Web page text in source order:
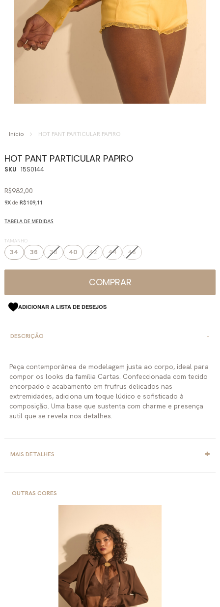
Início HOT PANT PARTICULAR PAPIRO
HOT PANT PARTICULAR PAPIRO
SKU 15S0144
R$982,00
9X de R$109,11
TAMANHO
34 36 38 40 42 44 46
COMPRAR
ADICIONAR A LISTA DE DESEJOS
DESCRIÇÃO
Peça contemporânea de modelagem justa ao corpo, ideal para
compor os looks da família Cartas. Confeccionada com tecido
encorpado e acabamento em frufrus delicados nas
extremidades, adiciona um toque lúdico e sofisticado à
composição. Uma base que sustenta com charme e presença
sutil que se revela nos detalhes.
MAIS DETALHES
OUTRAS CORES
para
da
Galeria
imagens